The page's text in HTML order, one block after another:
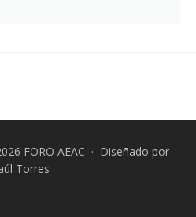
AEAC · Diseñado por
Torres